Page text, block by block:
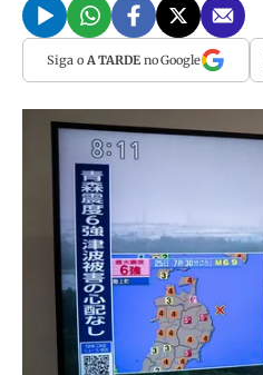
Siga o A TARDEno Google